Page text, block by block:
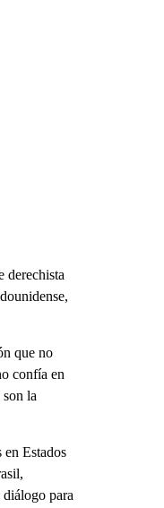
derechista
que no
confía en
la
Estados
para